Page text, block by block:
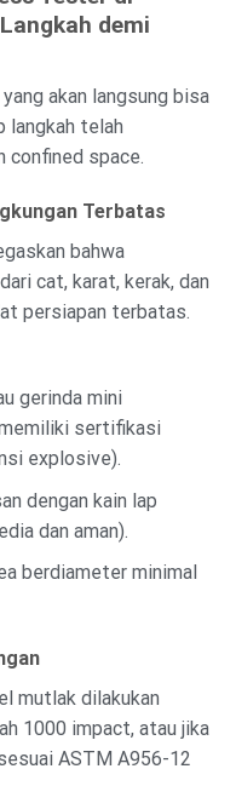
demi
akan langsung bisa
langkah telah
confined space.
Terbatas
bahwa
cat, karat, kerak, dan
persiapan terbatas.
gerinda mini
sertifikasi
explosive).
dengan kain lap
dan aman).
berdiameter minimal
mutlak dilakukan
1000 impact, atau jika
ASTM A956-12